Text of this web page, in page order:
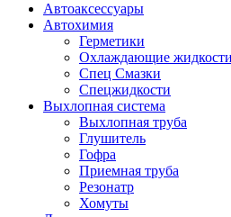
Автоаксессуары
Автохимия
Герметики
Охлаждающие жидкости
Спец Смазки
Спецжидкости
Выхлопная система
Выхлопная труба
Глушитель
Гофра
Приемная труба
Резонатр
Хомуты